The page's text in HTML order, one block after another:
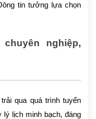
tin tưởng lựa chọn
nghiệp,
qua quá trình tuyển
lý lịch minh bạch, đáng